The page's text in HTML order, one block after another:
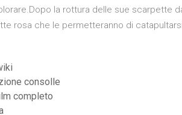
la rottura delle sue scarpette
rosa che le permetteranno di
consolle
completo